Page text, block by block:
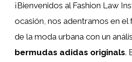
¡Bienvenidos al Fashion Law
ocasión, nos adentramos en el
de la moda urbana con un
bermudas adidas originals.